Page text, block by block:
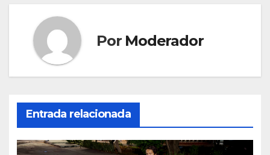
Por Moderador
Entrada relacionada